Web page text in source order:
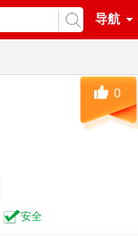
导航
安全
0